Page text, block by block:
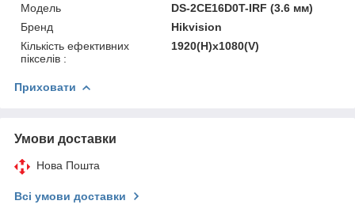
Модель
DS-2CE16D0T-IRF (3.6 мм)
Бренд
Hikvision
Кількість ефективних
пікселів :
1920(H)х1080(V)
Приховати
Умови доставки
Нова Пошта
Всі умови доставки